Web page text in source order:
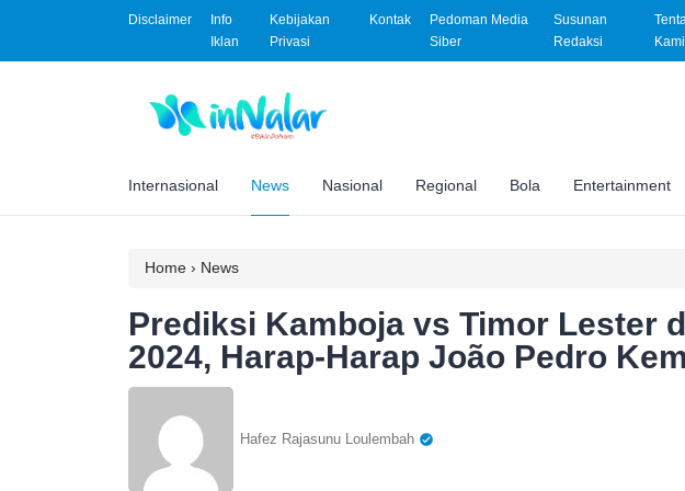
Disclaimer
Info
Iklan
Kebijakan
Privasi
Kontak
Pedoman Media
Siber
Susunan
Redaksi
Kami
Internasional News Nasional Regional Bola Entertainment
Home › News
Prediksi Kamboja vs Timor Lester
2024, Harap-Harap João Pedro
Hafez Rajasunu Loulembah